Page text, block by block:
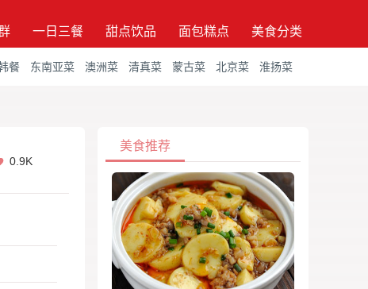
一日三餐 甜点饮品 面包糕点 美食分类
餐 东南亚菜 澳洲菜 清真菜 蒙古菜 北京菜 淮扬菜
0.9K
美食推荐